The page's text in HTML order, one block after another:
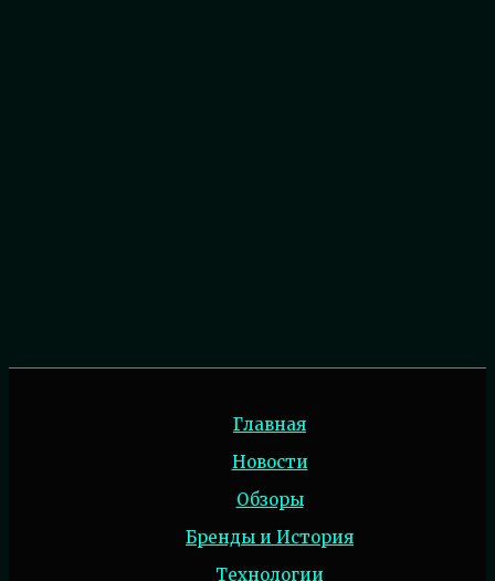
Главная
Новости
Обзоры
Бренды и История
Технологии